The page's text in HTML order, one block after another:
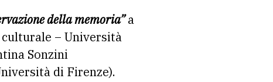
della memoria”a
– Università
Sonzini
di Firenze).